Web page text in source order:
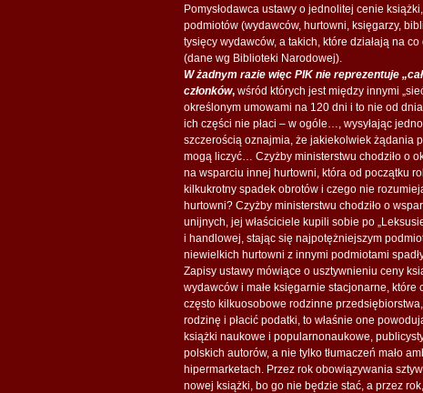
Pomysłodawca ustawy o jednolitej cenie
podmiotów (wydawców, hurtowni, księgarzy,
tysięcy wydawców, a takich, które działają na
(dane wg Biblioteki Narodowej).
W żadnym razie więc PIK nie reprezentuje
członków, wśród których jest między innymi
określonym umowami na 120 dni i to nie od
ich części nie płaci – w ogóle…, wysyłając
szczerością oznajmia, że jakiekolwiek żądania
mogą liczyć… Czyżby ministerstwu chodziło o
na wsparciu innej hurtowni, która od początku
kilkukrotny spadek obrotów i czego nie
hurtowni? Czyżby ministerstwu chodziło o
unijnych, jej właściciele kupili sobie po
i handlowej, stając się najpotężniejszym
niewielkich hurtowni z innymi podmiotami
Zapisy ustawy mówiące o usztywnieniu ceny
wydawców i małe księgarnie stacjonarne, które
często kilkuosobowe rodzinne
rodzinę i płacić podatki, to właśnie one
książki naukowe i popularnonaukowe,
polskich autorów, a nie tylko tłumaczeń mało
hipermarketach. Przez rok obowiązywania
nowej książki, bo go nie będzie stać, a przez